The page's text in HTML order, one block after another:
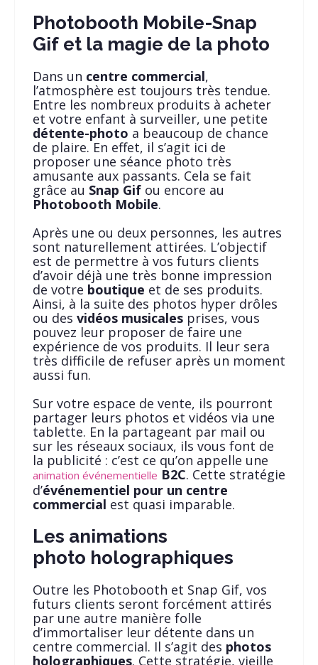
Photobooth Mobile-Snap
Gif et la magie de la photo
Dans un centre commercial,
l’atmosphère est toujours très tendue.
Entre les nombreux produits à acheter
et votre enfant à surveiller, une petite
détente-photo a beaucoup de chance
de plaire. En effet, il s’agit ici de
proposer une séance photo très
amusante aux passants. Cela se fait
grâce au Snap Gif ou encore au
Photobooth Mobile.
Après une ou deux personnes, les autres
sont naturellement attirées. L’objectif
est de permettre à vos futurs clients
d’avoir déjà une très bonne impression
de votre boutique et de ses produits.
Ainsi, à la suite des photos hyper drôles
ou des vidéos musicales prises, vous
pouvez leur proposer de faire une
expérience de vos produits. Il leur sera
très difficile de refuser après un moment
aussi fun.
Sur votre espace de vente, ils pourront
partager leurs photos et vidéos via une
tablette. En la partageant par mail ou
sur les réseaux sociaux, ils vous font de
la publicité : c’est ce qu’on appelle une
animation événementielle B2C. Cette stratégie
d’événementiel pour un centre
commercial est quasi imparable.
Les animations
photo holographiques
Outre les Photobooth et Snap Gif, vos
futurs clients seront forcément attirés
par une autre manière folle
d’immortaliser leur détente dans un
centre commercial. Il s’agit des photos
holographiques. Cette stratégie, vieille